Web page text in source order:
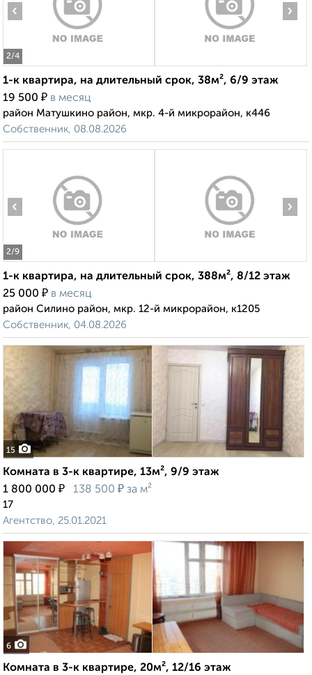
2/4
‹ ›
1-к квартира, на длительный срок, 38м², 6/9 этаж
19 500 ₽ в месяц
район Матушкино район, мкр. 4-й микрорайон, к446
Собственник, 08.08.2026
2/9
‹ ›
1-к квартира, на длительный срок, 388м², 8/12 этаж
25 000 ₽ в месяц
район Силино район, мкр. 12-й микрорайон, к1205
Собственник, 04.08.2026
15
Комната в 3-к квартире, 13м², 9/9 этаж
1 800 000 ₽ 138 500 ₽ за м²
17
Агентство, 25.01.2021
6
Комната в 3-к квартире, 20м², 12/16 этаж